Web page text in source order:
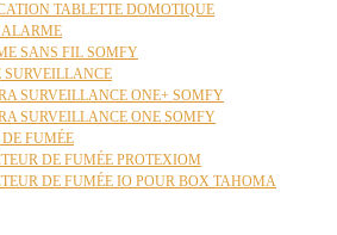
TABLETTE DOMOTIQUE
SANS FIL SOMFY
SURVEILLANCE
SURVEILLANCE ONE+ SOMFY
SURVEILLANCE ONE SOMFY
FUMÉE
DE FUMÉE PROTEXIOM
DE FUMÉE IO POUR BOX TAHOMA